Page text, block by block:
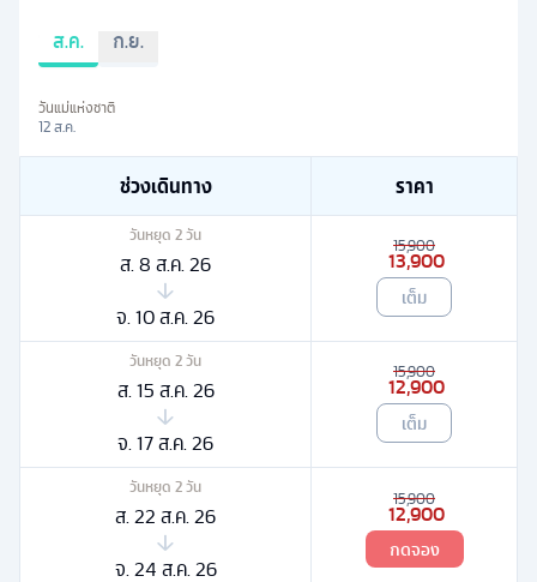
ส.ค. ก.ย.
วันแม่แห่งชาติ
12 ส.ค.
ช่วงเดินทาง ราคา
วันหยุด 2วัน
ส. 8 ส.ค. 26
จ. 10 ส.ค. 26
15,900
13,900
เต็ม
วันหยุด 2วัน
ส. 15 ส.ค. 26
จ. 17 ส.ค. 26
15,900
12,900
เต็ม
วันหยุด 2วัน
ส. 22 ส.ค. 26
จ. 24 ส.ค. 26
15,900
12,900
กดจอง